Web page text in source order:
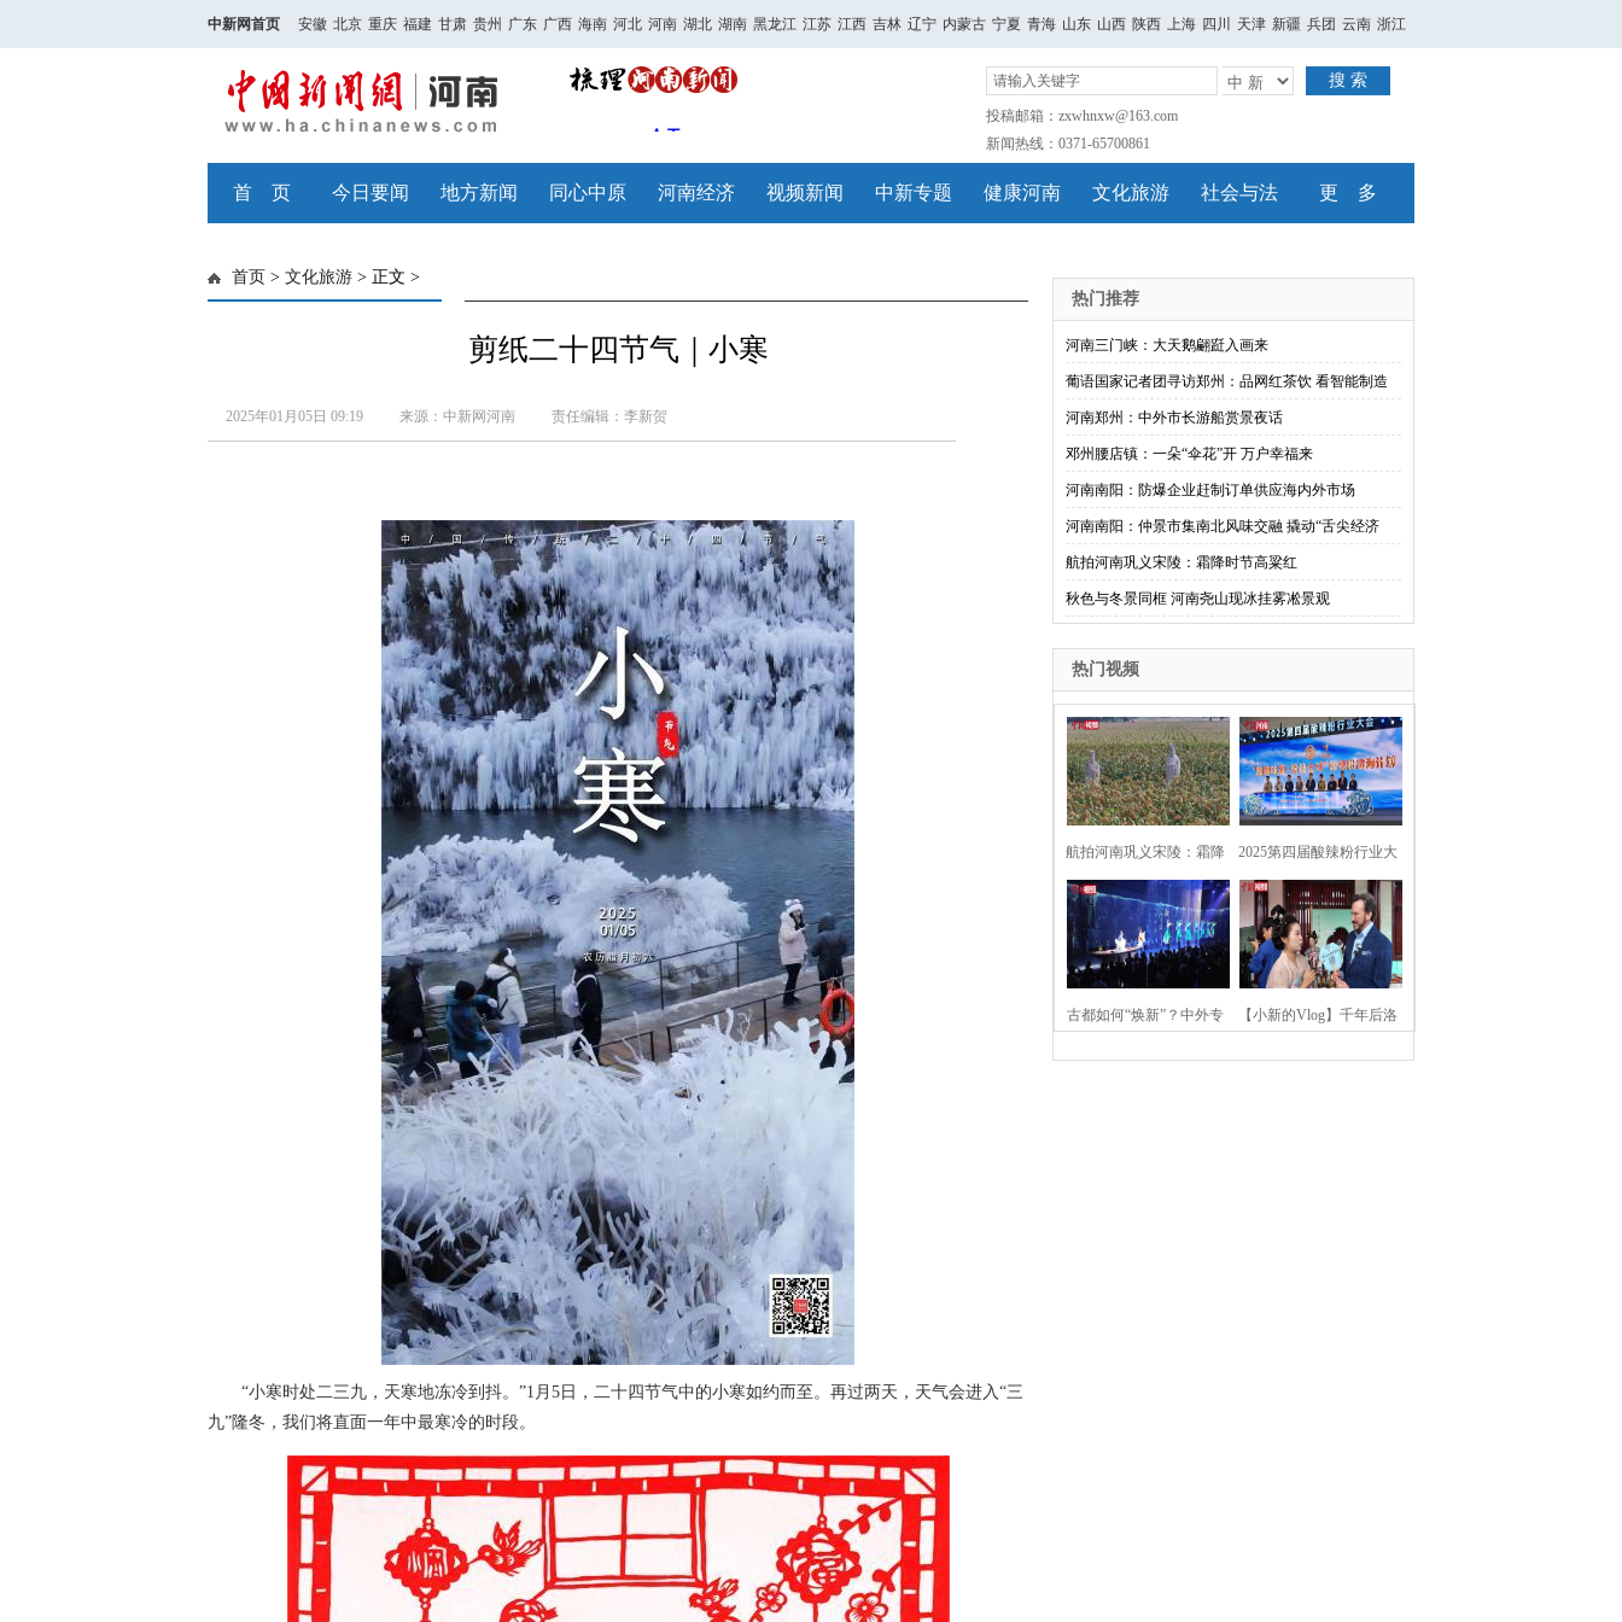
中新网首页 安徽 北京 重庆 福建 甘肃 贵州 广东 广西 海南 河北 河南 湖北 湖南 黑龙江 江苏 江西 吉林 辽宁 内蒙古 宁夏 青海 山东 山西 陕西 上海 四川 天津 新疆 兵团 云南 浙江
搜 索
投稿邮箱：zxwhnxw@163.com
新闻热线：0371-65700861
首 页 今日要闻 地方新闻 同心中原 河南经济 视频新闻 中新专题 健康河南 文化旅游 社会与法 更 多
首页 > 文化旅游 > 正文 >
剪纸二十四节气｜小寒
2025年01月05日 09:19 来源：中新网河南 责任编辑：李新贺
“小寒时处二三九，天寒地冻冷到抖。”1月5日，二十四节气中的小寒如约而至。再过两天，天气会进入“三
九”隆冬，我们将直面一年中最寒冷的时段。
热门推荐
河南三门峡：大天鹅翩跹入画来
葡语国家记者团寻访郑州：品网红茶饮 看智能制造
河南郑州：中外市长游船赏景夜话
邓州腰店镇：一朵“伞花”开 万户幸福来
河南南阳：防爆企业赶制订单供应海内外市场
河南南阳：仲景市集南北风味交融 撬动“舌尖经济
航拍河南巩义宋陵：霜降时节高粱红
秋色与冬景同框 河南尧山现冰挂雾凇景观
热门视频
航拍河南巩义宋陵：霜降
时节高粱红
2025第四届酸辣粉行业大
会在河南开封举行
古都如何“焕新”？中外专 【小新的Vlog】千年后洛